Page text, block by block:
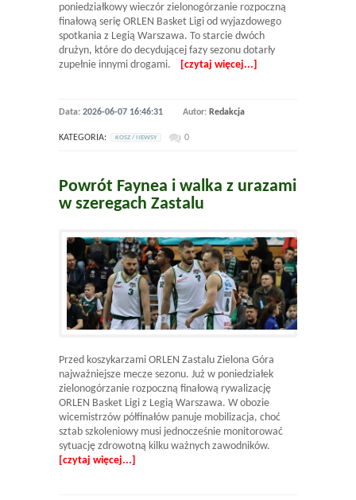
poniedziałkowy wieczór zielonogórzanie rozpoczną
finałową serię ORLEN Basket Ligi od wyjazdowego
spotkania z Legią Warszawa. To starcie dwóch
drużyn, które do decydującej fazy sezonu dotarły
zupełnie innymi drogami.
[czytaj więcej...]
Data: 2026-06-07 16:46:31 Autor: Redakcja
KATEGORIA: KOSZ / NEWSY 0
Powrót Faynea i walka z urazami
w szeregach Zastalu
Przed koszykarzami ORLEN Zastalu Zielona Góra
najważniejsze mecze sezonu. Już w poniedziałek
zielonogórzanie rozpoczną finałową rywalizację
ORLEN Basket Ligi z Legią Warszawa. W obozie
wicemistrzów półfinałów panuje mobilizacja, choć
sztab szkoleniowy musi jednocześnie monitorować
sytuację zdrowotną kilku ważnych zawodników.
[czytaj więcej...]